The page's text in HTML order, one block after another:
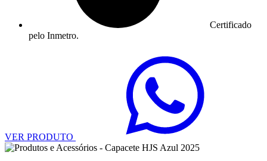
Certificado
pelo Inmetro.
VER PRODUTO